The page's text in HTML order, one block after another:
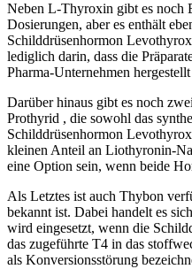
Neben L-Thyroxin gibt es noch
Dosierungen, aber es enthält
Schilddrüsenhormon
lediglich darin, dass die
Pharma-Unternehmen
Darüber hinaus gibt es noch
Prothyrid , die sowohl das
Schilddrüsenhormon
kleinen Anteil an Liothyronin-
eine Option sein, wenn beide
Als Letztes ist auch Thybon
bekannt ist. Dabei handelt es
wird eingesetzt, wenn die
das zugeführte T4 in das
als Konversionsstörung